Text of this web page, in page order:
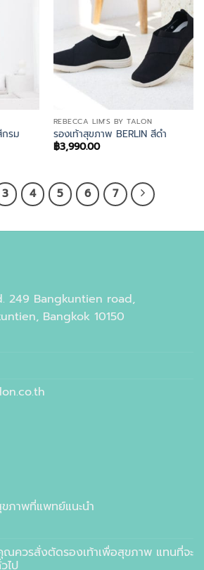
กรม
REBECCA LIM'S BY TALON
รองเท้าสุขภาพ BERLIN สีดำ
฿3,990.00
3 4 5 6 7
249 Bangkuntien road,
Bangkok 10150
ขภาพที่แพทย์แนะนำ
ควรสั่งตัดรองเท้าเพื่อสุขภาพ แทนที่จะ
ไป